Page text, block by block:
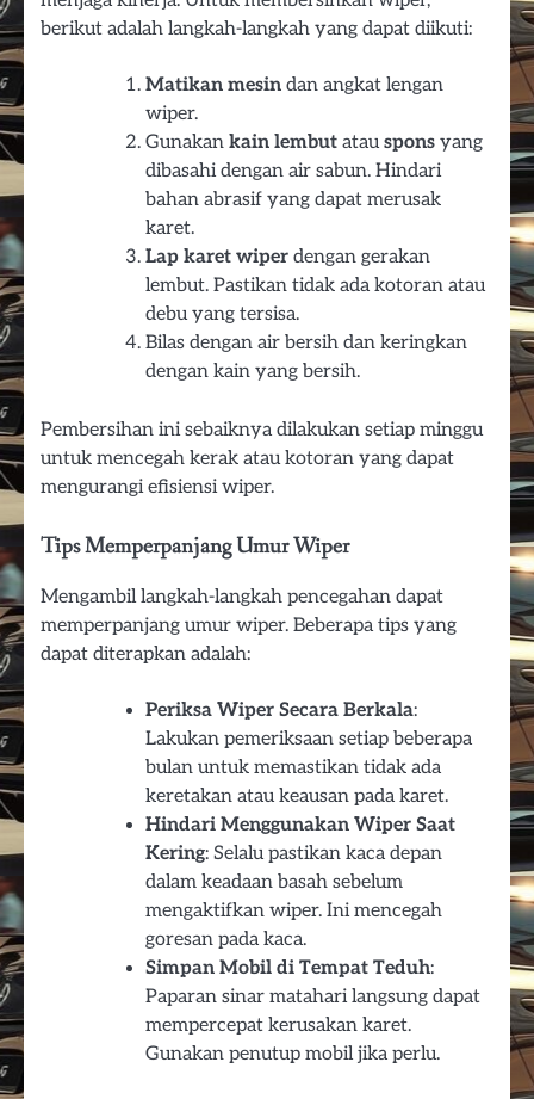
berikut adalah langkah-langkah yang dapat diikuti:
Matikan mesin dan angkat lengan
wiper.
Gunakan kain lembut atauspons yang
dibasahi dengan air sabun. Hindari
bahan abrasif yang dapat merusak
karet.
Lap karet wiper dengan gerakan
lembut. Pastikan tidak ada kotoran atau
debu yang tersisa.
Bilas dengan air bersih dan keringkan
dengan kain yang bersih.
Pembersihan ini sebaiknya dilakukan setiap minggu
untuk mencegah kerak atau kotoran yang dapat
mengurangi efisiensi wiper.
Tips Memperpanjang Umur Wiper
Mengambil langkah-langkah pencegahan dapat
memperpanjang umur wiper. Beberapa tips yang
dapat diterapkan adalah:
Periksa Wiper Secara Berkala:
Lakukan pemeriksaan setiap beberapa
bulan untuk memastikan tidak ada
keretakan atau keausan pada karet.
Hindari Menggunakan Wiper Saat
Kering: Selalu pastikan kaca depan
dalam keadaan basah sebelum
mengaktifkan wiper. Ini mencegah
goresan pada kaca.
Simpan Mobil di Tempat Teduh:
Paparan sinar matahari langsung dapat
mempercepat kerusakan karet.
Gunakan penutup mobil jika perlu.